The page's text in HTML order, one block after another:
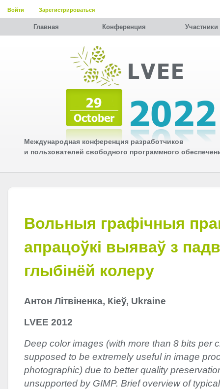
Войти Зарегистрироваться
Главная Конференция Участники
Международная конференция разработчиков
и пользователей свободного программного
Вольныя графічныя
апрацоўкі выяваў з
глыбінёй колеру
Антон Літвіненка, Кіеў, Ukraine
LVEE 2012
Deep color images (with more than 8 bits per
supposed to be extremely useful in image
photographic) due to better quality
unsupported by GIMP. Brief overview of